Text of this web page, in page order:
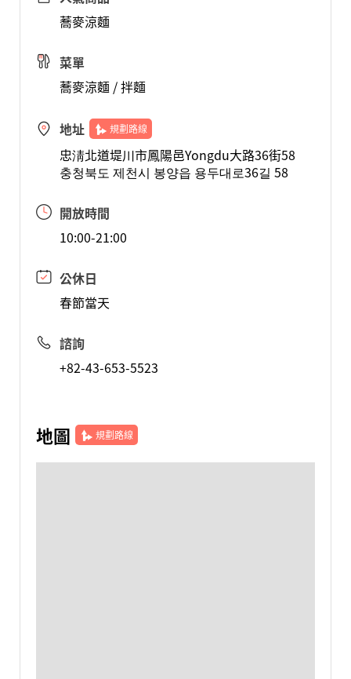
蕎麥涼麵
菜單
蕎麥涼麵 / 拌麵
地址 規劃路線
忠淸北道堤川市鳳陽邑Yongdu大路36街58
충청북도 제천시 봉양읍 용두대로36길 58
開放時間
10:00-21:00
公休日
春節當天
諮詢
+82-43-653-5523
地圖 規劃路線